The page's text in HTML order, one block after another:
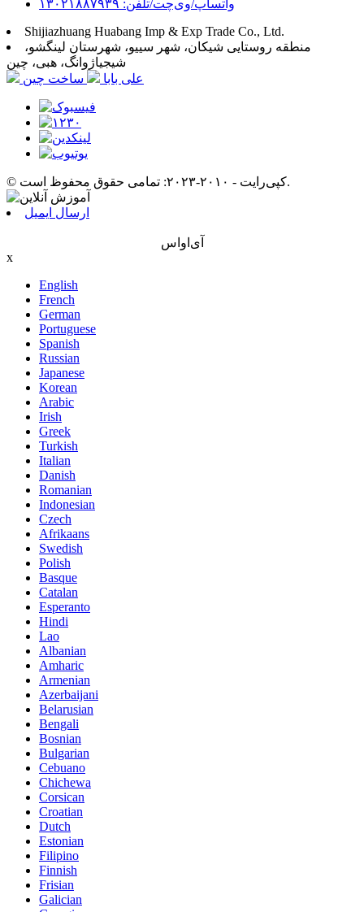
واتساپ/وی‌چت/تلفن: ۱۳۰۲۱۸۸۷۹۳۹
Shijiazhuang Huabang Imp & Exp Trade Co., Ltd.
منطقه روستایی شیکان، شهر سییو، شهرستان لینگشو،
شیجیاژوانگ، هبی، چین
علی بابا
ساخت چین
© کپی‌رایت - ۲۰۱۰-۲۰۲۳: تمامی حقوق محفوظ است.
ارسال ایمیل
آی‌او‌اس
x
English
French
German
Portuguese
Spanish
Russian
Japanese
Korean
Arabic
Irish
Greek
Turkish
Italian
Danish
Romanian
Indonesian
Czech
Afrikaans
Swedish
Polish
Basque
Catalan
Esperanto
Hindi
Lao
Albanian
Amharic
Armenian
Azerbaijani
Belarusian
Bengali
Bosnian
Bulgarian
Cebuano
Chichewa
Corsican
Croatian
Dutch
Estonian
Filipino
Finnish
Frisian
Galician